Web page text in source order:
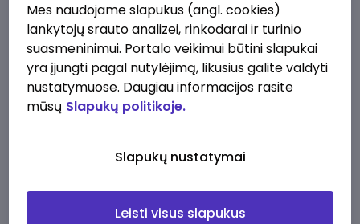
prieš 20 val.
Darbo užmokesčio buhalteris(ė)
3000 - 3650 €/mėn. Prieš mokesčius
Mes naudojame slapukus (angl. cookies)
lankytojų srauto analizei, rinkodarai ir turinio
suasmeninimui. Portalo veikimui būtini slapukai
yra įjungti pagal nutylėjimą, likusius galite valdyti
nustatymuose. Daugiau informacijos rasite
mūsų Slapukų politikoje.
Slapukų nustatymai
Leisti visus slapukus